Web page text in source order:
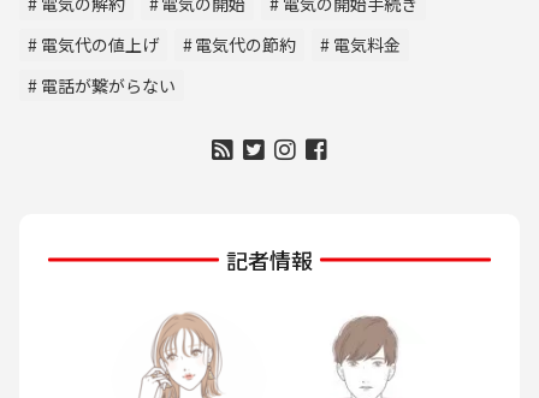
電気代の値上げ
電気代の節約
電気料金
電話が繋がらない
記者情報